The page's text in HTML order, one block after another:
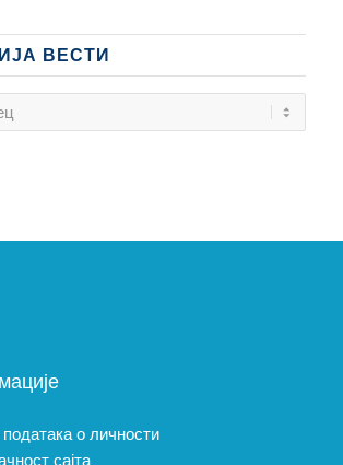
ВЕСТИ
о личности
сајта